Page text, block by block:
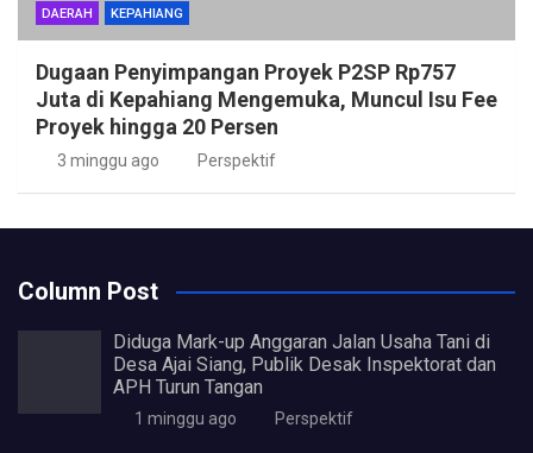
DAERAH KEPAHIANG
Dugaan Penyimpangan Proyek P2SP Rp757
Juta di Kepahiang Mengemuka, Muncul Isu Fee
Proyek hingga 20 Persen
3 minggu ago Perspektif
Column Post
Diduga Mark-up Anggaran Jalan Usaha Tani di
Desa Ajai Siang, Publik Desak Inspektorat dan
APH Turun Tangan
1 minggu ago Perspektif